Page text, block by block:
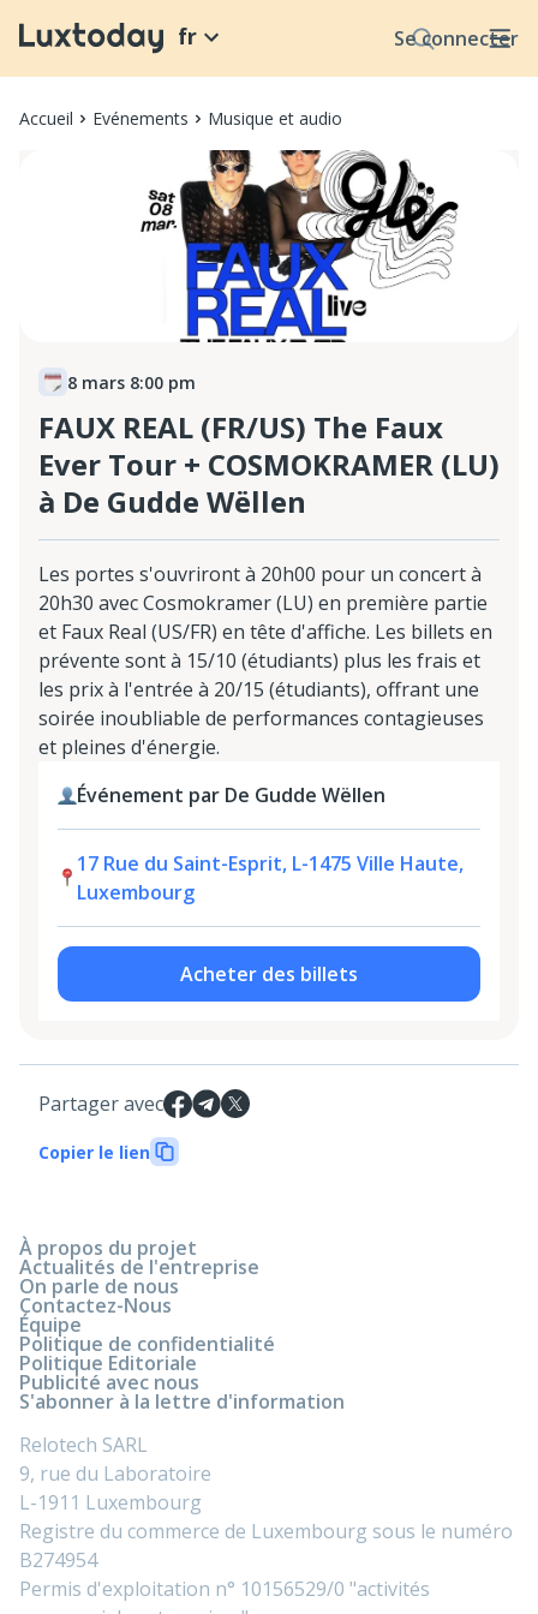
Se connecter
fr
Accueil Evénements Musique et audio
8 mars 8:00 pm
FAUX REAL (FR/US) The Faux
Ever Tour + COSMOKRAMER (LU)
à De Gudde Wëllen
Les portes s'ouvriront à 20h00 pour un concert à
20h30 avec Cosmokramer (LU) en première partie
et Faux Real (US/FR) en tête d'affiche. Les billets en
prévente sont à 15/10 (étudiants) plus les frais et
les prix à l'entrée à 20/15 (étudiants), offrant une
soirée inoubliable de performances contagieuses
et pleines d'énergie.
Événement par De Gudde Wëllen
17 Rue du Saint-Esprit, L-1475 Ville Haute,
Luxembourg
Acheter des billets
Partager avec
Copier le lien
À propos du projet
Actualités de l'entreprise
On parle de nous
Contactez-Nous
Équipe
Politique de confidentialité
Politique Editoriale
Publicité avec nous
S'abonner à la lettre d'information
Relotech SARL
9, rue du Laboratoire
L-1911 Luxembourg
Registre du commerce de Luxembourg sous le numéro
B274954
Permis d'exploitation n° 10156529/0 "activités